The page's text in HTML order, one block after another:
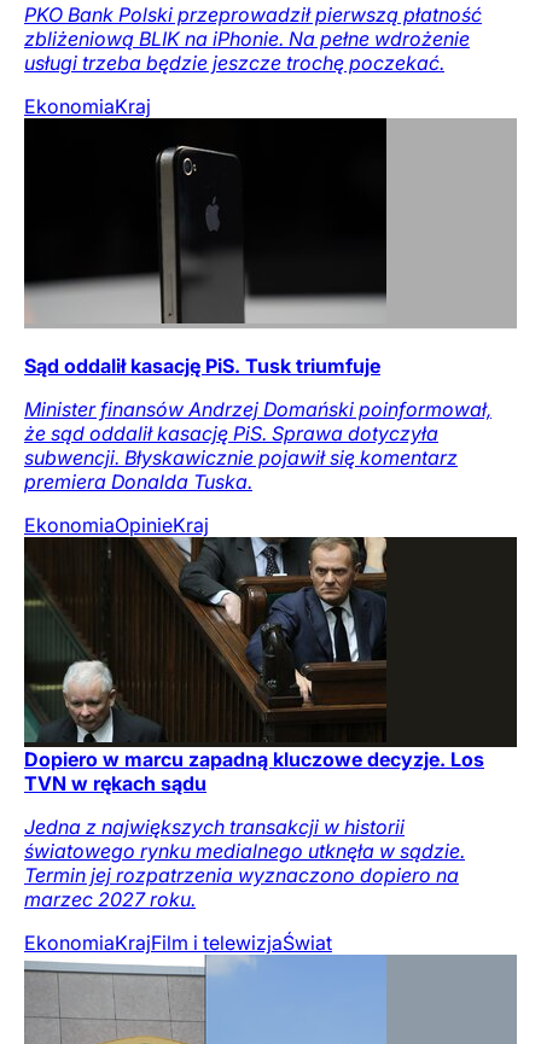
PKO Bank Polski przeprowadził pierwszą płatność
zbliżeniową BLIK na iPhonie. Na pełne wdrożenie
usługi trzeba będzie jeszcze trochę poczekać.
EkonomiaKraj
Sąd oddalił kasację PiS. Tusk triumfuje
Minister finansów Andrzej Domański poinformował,
że sąd oddalił kasację PiS. Sprawa dotyczyła
subwencji. Błyskawicznie pojawił się komentarz
premiera Donalda Tuska.
EkonomiaOpinieKraj
Dopiero w marcu zapadną kluczowe decyzje. Los
TVN w rękach sądu
Jedna z największych transakcji w historii
światowego rynku medialnego utknęła w sądzie.
Termin jej rozpatrzenia wyznaczono dopiero na
marzec 2027 roku.
EkonomiaKrajFilm i telewizjaŚwiat